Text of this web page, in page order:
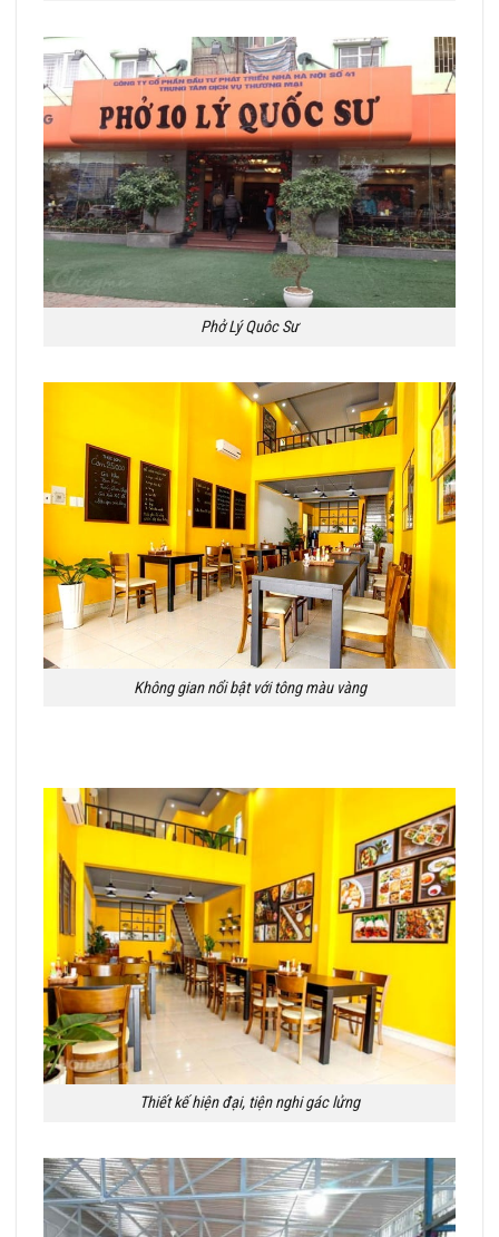
Phở Lý Quôc Sư
Không gian nổi bật với tông màu vàng
Thiết kế hiện đại, tiện nghi gác lửng